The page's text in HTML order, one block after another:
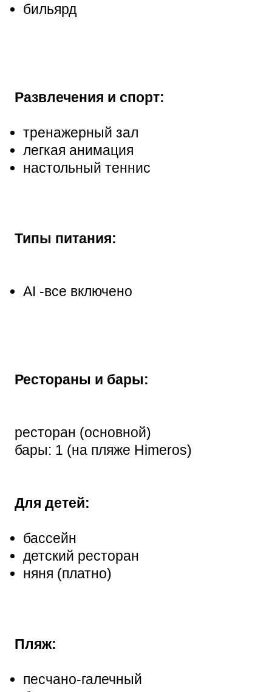
бильярд
Развлечения и спорт:
тренажерный зал
легкая анимация
настольный теннис
Типы питания:
AI -все включено
Рестораны и бары:
ресторан (основной)
бары: 1 (на пляже Himeros)
Для детей:
бассейн
детский ресторан
няня (платно)
Пляж:
песчано-галечный